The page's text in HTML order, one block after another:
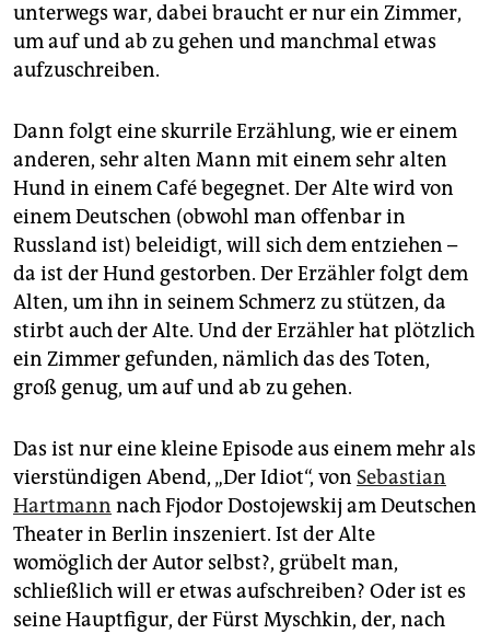
unterwegs war, dabei braucht er nur ein Zimmer,
um auf und ab zu gehen und manchmal etwas
aufzuschreiben.
Dann folgt eine skurrile Erzählung, wie er einem
anderen, sehr alten Mann mit einem sehr alten
Hund in einem Café begegnet. Der Alte wird von
einem Deutschen (obwohl man offenbar in
Russland ist) beleidigt, will sich dem entziehen –
da ist der Hund gestorben. Der Erzähler folgt dem
Alten, um ihn in seinem Schmerz zu stützen, da
stirbt auch der Alte. Und der Erzähler hat plötzlich
ein Zimmer gefunden, nämlich das des Toten,
groß genug, um auf und ab zu gehen.
Das ist nur eine kleine Episode aus einem mehr als
vierstündigen Abend, „Der Idiot“, von Sebastian
Hartmann nach Fjodor Dostojewskij am Deutschen
Theater in Berlin inszeniert. Ist der Alte
womöglich der Autor selbst?, grübelt man,
schließlich will er etwas aufschreiben? Oder ist es
seine Hauptfigur, der Fürst Myschkin, der, nach